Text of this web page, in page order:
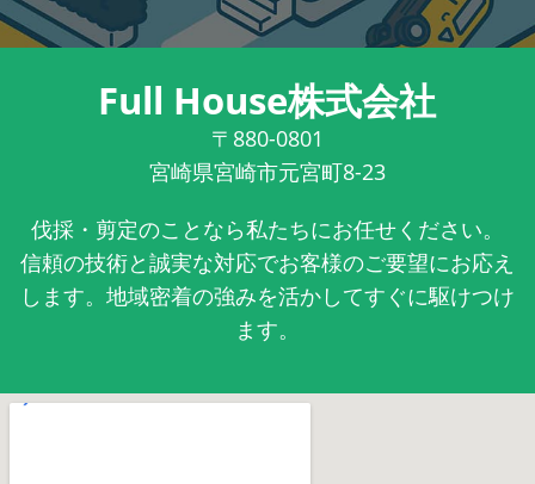
Full House株式会社
〒880-0801
宮崎県宮崎市元宮町8-23
伐採・剪定のことなら私たちにお任せください。
信頼の技術と誠実な対応でお客様のご要望にお応え
します。地域密着の強みを活かしてすぐに駆けつけ
ます。